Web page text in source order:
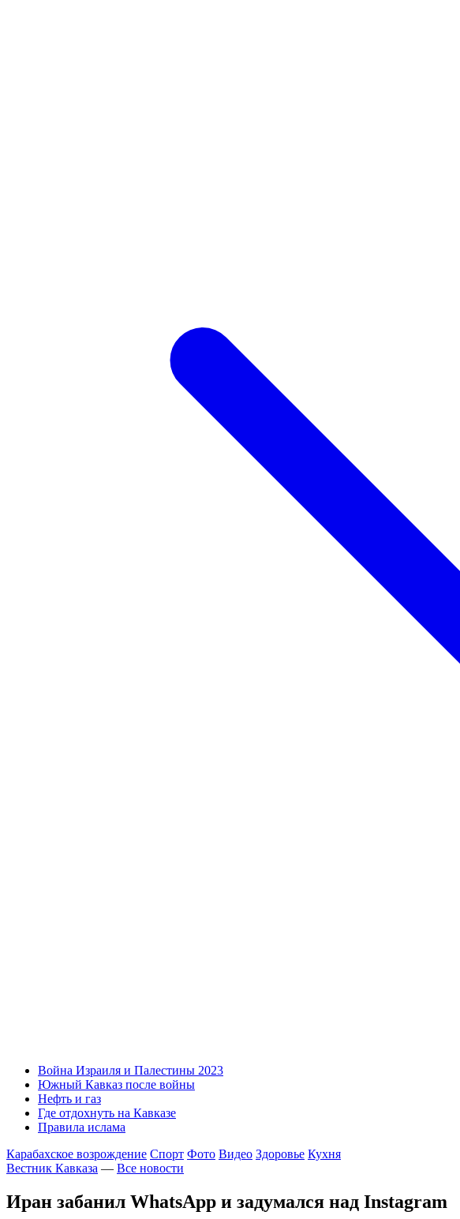
Война Израиля и Палестины 2023
Южный Кавказ после войны
Нефть и газ
Где отдохнуть на Кавказе
Правила ислама
Карабахское возрождение Спорт Фото Видео Здоровье Кухня
Вестник Кавказа — Все новости
Иран забанил WhatsApp и задумался над Instagram